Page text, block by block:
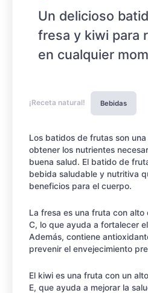
Un delicioso
fresa y kiwi para
en cualquier
¡Receta natural! Bebidas
Los batidos de frutas son
obtener los nutrientes
buena salud. El batido de
bebida saludable y nutritiva
beneficios para el cuerpo.
La fresa es una fruta con
C, lo que ayuda a fortalecer
Además, contiene
prevenir el envejecimiento
El kiwi es una fruta con un
E, que ayuda a mejorar la